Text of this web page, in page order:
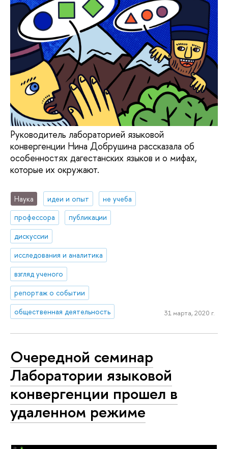
Руководитель лабораторией языковой
конвергенции Нина Добрушина рассказала об
особенностях дагестанских языков и о мифах,
которые их окружают.
Наука идеи и опыт
не учеба
профессора
публикации
дискуссии
исследования и аналитика
взгляд ученого
репортаж о событии
общественная деятельность
31 марта, 2020 г.
Очередной семинар
Лаборатории языковой
конвергенции прошел в
удаленном режиме